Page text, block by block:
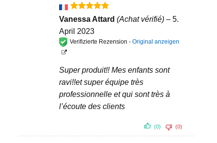
Bewertet
5
Vanessa Attard(Achat vérifié) – 5.
April 2023
Verifizierte Rezension -Original anzeigen
Super produit!! Mes enfants sont
ravi!!et super équipe très
professionnelle et qui sont très à
l’écoute des clients
(0) (0)